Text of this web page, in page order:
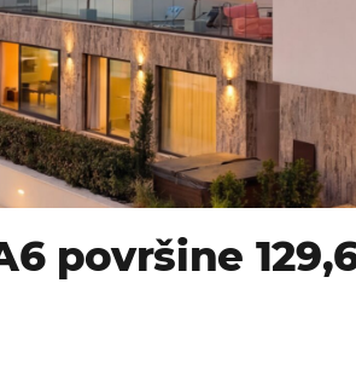
površine